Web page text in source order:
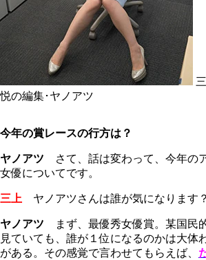
悦の編集･ヤノアツ
今年の賞レースの行方は？
ヤノアツ
さて、話は変わって、今年の
女優についてです。
三上 ヤノアツさんは誰が気になります？
ヤノアツ まず、最優秀女優賞。某国民
見ていても、誰が１位になるのかは大体
がある。その感覚で言わせてもらえば、